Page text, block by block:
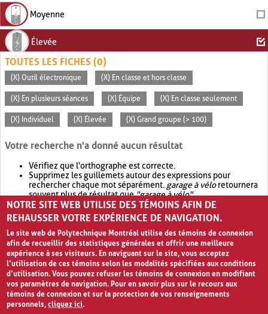
Moyenne
Élevée
TOUTES LES FICHES (0)
(X) Outil électronique (X) En classe et hors classe
(X) En plusieurs séances (X) Équipe (X) En classe seulement
(X) Individuel (X) Élevée (X) Grand groupe (> 100)
Votre recherche n'a donné aucun résultat
Vérifiez que l'orthographe est correcte.
Supprimez les guillemets autour des expressions pour
rechercher chaque mot séparément. garage à véloretournera
souvent plus de résultat que"garage à vélo".
Envisagez d'élargir votre recherche avec OR.garage OR vélo
retournera souvent plus de résultat quegarage à vélo
NOTRE SITE WEB UTILISE DES TÉMOINS AFIN DE
REHAUSSER VOTRE EXPÉRIENCE DE NAVIGATION.
Le site web de Polytechnique Montréal utilise des témoins de connexion
afin de recueillir des statistiques générales et offrir une meilleure
expérience à ses visiteurs. En naviguant sur le site, vous acceptez
l’utilisation de ces témoins selon les modalités spécifiées aux conditions
d’utilisation. Vous pouvez refuser les témoins de connexion en modifiant
vos paramètres de navigation. Pour en savoir plus sur le recours aux
témoins de connexion et sur la protection de vos renseignements
personnels,cliquez ici.